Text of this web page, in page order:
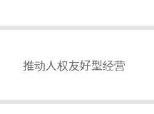
推动人权友好型经营